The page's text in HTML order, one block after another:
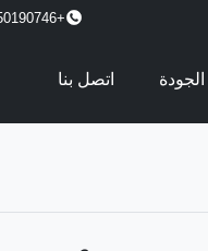
+86-15050190746
اتصل بنا